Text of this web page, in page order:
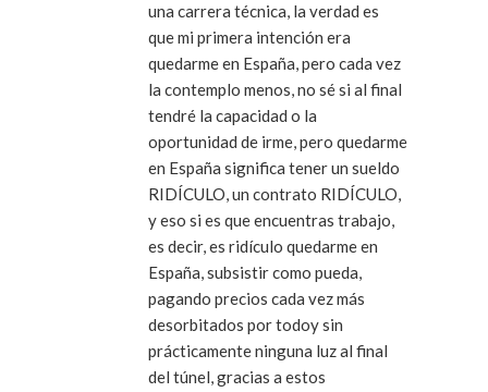
una carrera técnica, la verdad es
que mi primera intención era
quedarme en España, pero cada vez
la contemplo menos, no sé si al final
tendré la capacidad o la
oportunidad de irme, pero quedarme
en España significa tener un sueldo
RIDÍCULO, un contrato RIDÍCULO,
y eso si es que encuentras trabajo,
es decir, es ridículo quedarme en
España, subsistir como pueda,
pagando precios cada vez más
desorbitados por todoy sin
prácticamente ninguna luz al final
del túnel, gracias a estos